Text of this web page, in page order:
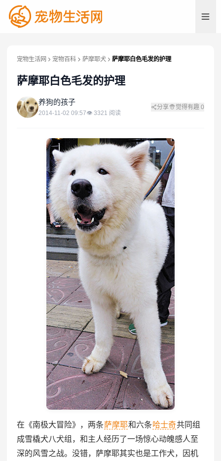
宠物生活网 宠物百科 萨摩耶犬 萨摩耶白色毛发的护理
萨摩耶白色毛发的护理
养 养狗的孩子
2014-11-02 09:57👁 3321 阅读
分享 觉得有趣 0
在《南极大冒险》，两条萨摩耶和六条哈士奇共同组
成雪橇犬八犬组，和主人经历了一场惊心动魄感人至
深的风雪之战。没错，萨摩耶其实也是工作犬，因机